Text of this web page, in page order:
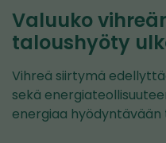
Valuuko
taloushyöty
Vihreä siirtymä
sekä
energiaa hyödyntävään